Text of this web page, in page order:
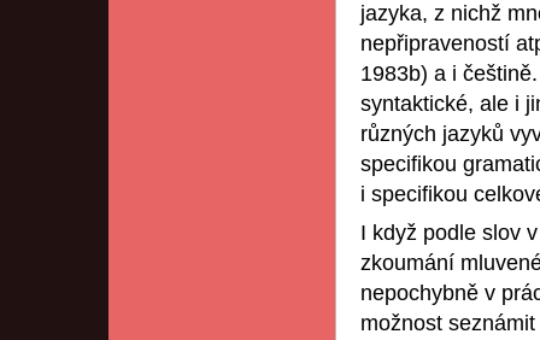
jazyka, z nichž
nepřipraveností
1983b) a i
syntaktické, ale i
různých jazyků
specifikou
i specifikou
I když podle slov
zkoumání
nepochybně v
možnost